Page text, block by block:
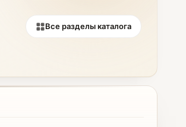
Все разделы каталога